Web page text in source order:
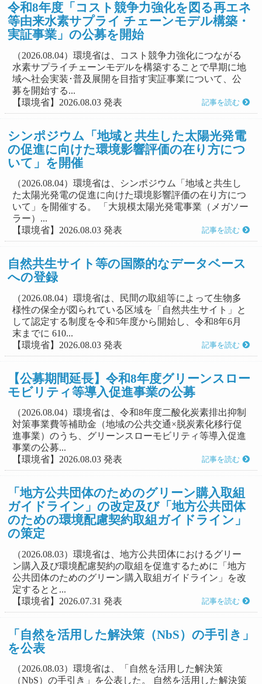
令和8年度「コスト競争力強化を図る再エネ
等由来水素サプライ チェーンモデル構築・
実証事業」の公募を開始
（2026.08.04）環境省は、コスト競争力強化につながる
水素サプライチェーンモデルを構築することで早期に地
域へ社会実装･普及展開を目指す実証事業について、公
募を開始する...
【環境省】2026.08.03 発表
記事を読む
シンポジウム「地域と共生した太陽光発電
の促進に向けた環境影響評価の在り方につ
いて」を開催
（2026.08.04）環境省は、シンポジウム「地域と共生し
た太陽光発電の促進に向けた環境影響評価の在り方につ
いて」を開催する。 「大規模太陽光発電事業（メガソー
ラー）...
【環境省】2026.08.03 発表
記事を読む
自然共生サイト等の国際的なデータベース
への登録
（2026.08.04）環境省は、民間の取組等によって生物多
様性の保全が図られている区域を「自然共生サイト」と
して認定する制度を令和5年度から開始し、令和8年6月
末までに 610...
【環境省】2026.08.03 発表
記事を読む
【公募期間延長】令和8年度グリーンスロー
モビリティ等導入促進事業の公募
（2026.08.04）環境省は、令和8年度二酸化炭素排出抑制
対策事業費等補助金（地域の公共交通×脱炭素化移行促
進事業）のうち、グリーンスローモビリティ等導入促進
事業の公募...
【環境省】2026.08.03 発表
記事を読む
「地方公共団体のためのグリーン購入取組
ガイドライン」の改定及び「地方公共団体
のための環境配慮契約取組ガイドライン」
の策定
（2026.08.03）環境省は、地方公共団体におけるグリー
ン購入及び環境配慮契約の取組を促進するために「地方
公共団体のためのグリーン購入取組ガイドライン」を改
定するとと...
【環境省】2026.07.31 発表
記事を読む
「自然を活用した解決策（NbS）の手引き」
を公表
（2026.08.03）環境省は、「自然を活用した解決策
（NbS）の手引き」を公表した。 自然を活用した解決策